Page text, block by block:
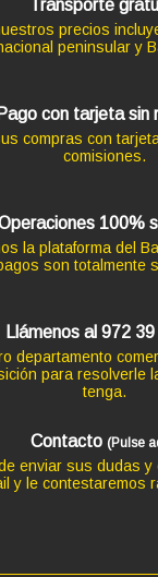
Transporte
precios
peninsular y
Pago con tarjeta sin
compras con
comisiones.
100%
la plataforma del
son totalmente
Llámenos al 972
departamento
para resolverle
tenga.
Contacto (Pulse
enviar sus dudas y
y le contestaremos